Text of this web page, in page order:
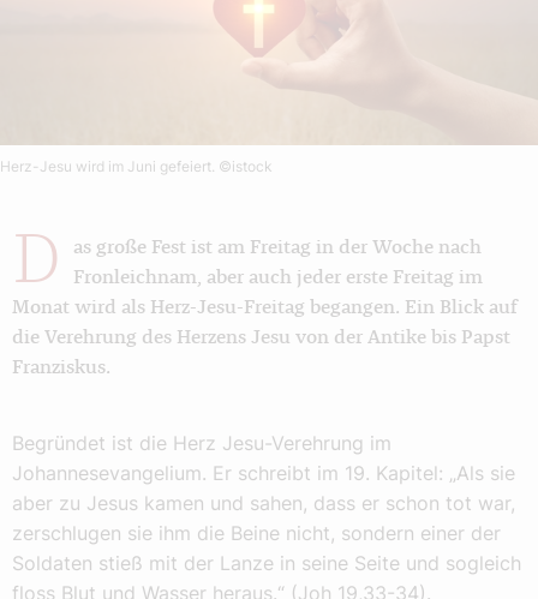
Herz-Jesu wird im Juni gefeiert. ©istock
D
as große Fest ist am Freitag in der Woche nach
Fronleichnam, aber auch jeder erste Freitag im
Monat wird als Herz-Jesu-Freitag begangen. Ein Blick auf
die Verehrung des Herzens Jesu von der Antike bis Papst
Franziskus.
Begründet ist die Herz Jesu-Verehrung im
Johannesevangelium. Er schreibt im 19. Kapitel: „Als sie
aber zu Jesus kamen und sahen, dass er schon tot war,
zerschlugen sie ihm die Beine nicht, sondern einer der
Soldaten stieß mit der Lanze in seine Seite und sogleich
floss Blut und Wasser heraus.“ (Joh 19,33-34).